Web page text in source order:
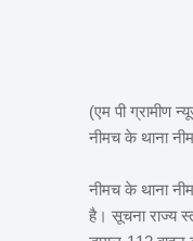
(एम पी ग्रामीण
नीमच के थाना
नीमच के थाना
है। सूचना राज्य